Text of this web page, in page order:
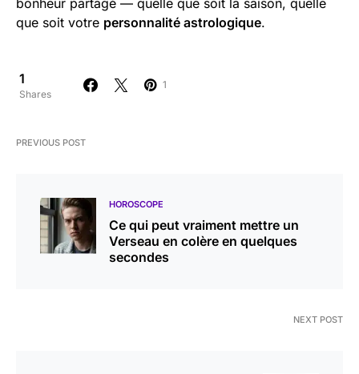
que soit votre personnalité astrologique.
1
Shares
1
PREVIOUS POST
HOROSCOPE
Ce qui peut vraiment mettre un
Verseau en colère en quelques
secondes
NEXT POST